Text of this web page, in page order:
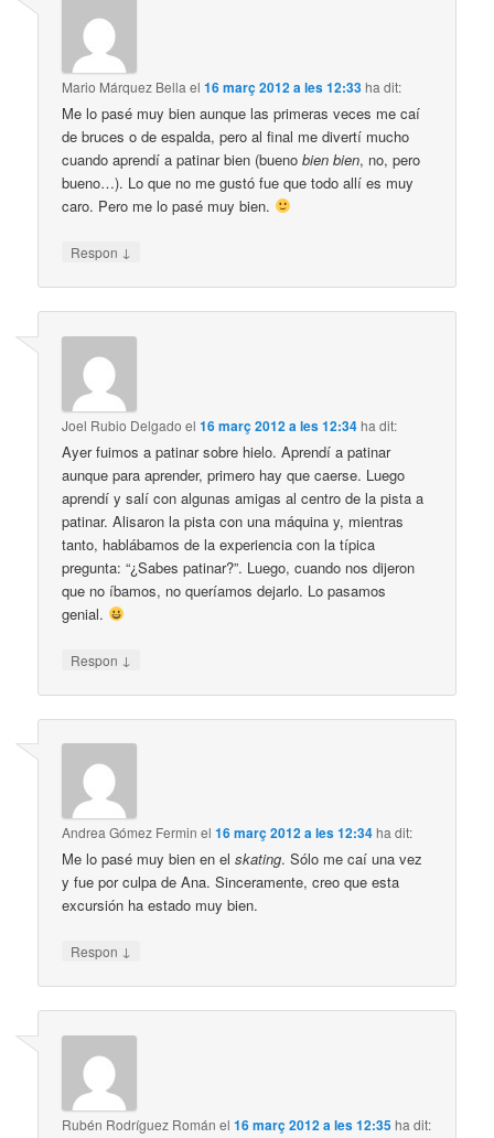
Mario Márquez Bella el16 març 2012 a les 12:33ha dit:
Me lo pasé muy bien aunque las primeras veces me caí
de bruces o de espalda, pero al final me divertí mucho
cuando aprendí a patinar bien (buenobien bien, no, pero
bueno…). Lo que no me gustó fue que todo allí es muy
caro. Pero me lo pasé muy bien.
Respon ↓
Joel Rubio Delgado el16 març 2012 a les 12:34ha dit:
Ayer fuimos a patinar sobre hielo. Aprendí a patinar
aunque para aprender, primero hay que caerse. Luego
aprendí y salí con algunas amigas al centro de la pista a
patinar. Alisaron la pista con una máquina y, mientras
tanto, hablábamos de la experiencia con la típica
pregunta: “¿Sabes patinar?”. Luego, cuando nos dijeron
que no íbamos, no queríamos dejarlo. Lo pasamos
genial.
Respon ↓
Andrea Gómez Fermin el16 març 2012 a les 12:34ha dit:
Me lo pasé muy bien en elskating. Sólo me caí una vez
y fue por culpa de Ana. Sinceramente, creo que esta
excursión ha estado muy bien.
Respon ↓
Rubén Rodríguez Román el16 març 2012 a les 12:35ha dit: